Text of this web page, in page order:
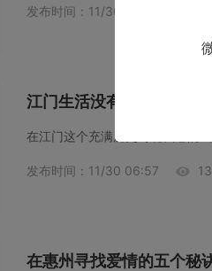
发布时间：11/30 06:59
江门生活没有对象？优花
发布时间：11/30 06:57
在惠州寻找爱情的五个秘